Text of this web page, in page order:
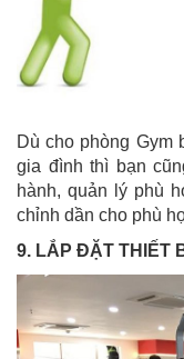
Dù cho phòng Gym
gia đình thì bạn
hành, quản lý phù
chỉnh dần cho phù
9. LẮP ĐẶT THIẾT